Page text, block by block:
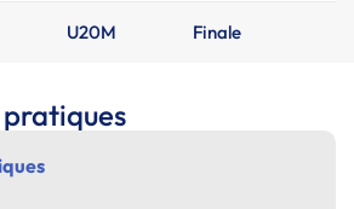
U20M Finale